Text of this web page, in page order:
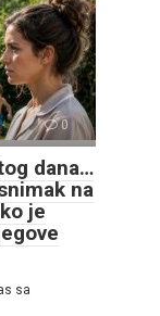
0
dana…
na
je
sa